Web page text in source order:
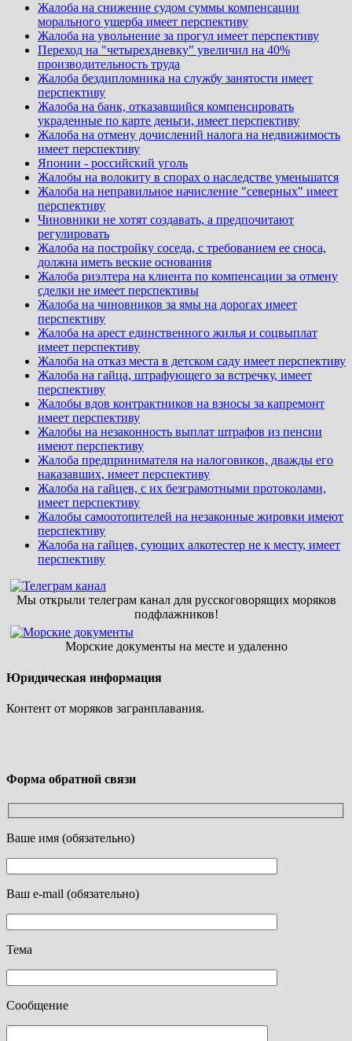
Жалоба на снижение судом суммы компенсации
морального ущерба имеет перспективу
Жалоба на увольнение за прогул имеет перспективу
Переход на "четырехдневку" увеличил на 40%
производительность труда
Жалоба бездипломника на службу занятости имеет
перспективу
Жалоба на банк, отказавшийся компенсировать
украденные по карте деньги, имеет перспективу
Жалоба на отмену дочислений налога на недвижимость
имеет перспективу
Японии - российский уголь
Жалобы на волокиту в спорах о наследстве уменьшатся
Жалоба на неправильное начисление "северных" имеет
перспективу
Чиновники не хотят создавать, а предпочитают
регулировать
Жалоба на постройку соседа, с требованием ее сноса,
должна иметь веские основания
Жалоба риэлтера на клиента по компенсации за отмену
сделки не имеет перспективы
Жалоба на чиновников за ямы на дорогах имеет
перспективу
Жалоба на арест единственного жилья и соцвыплат
имеет перспективу
Жалоба на отказ места в детском саду имеет перспективу
Жалоба на гайца, штрафующего за встречку, имеет
перспективу
Жалобы вдов контрактников на взносы за капремонт
имеет перспективу
Жалобы на незаконность выплат штрафов из пенсии
имеют перспективу
Жалоба предпринимателя на налоговиков, дважды его
наказавших, имеет перспективу
Жалоба на гайцев, с их безграмотными протоколами,
имеет перспективу
Жалобы самоотопителей на незаконные жировки имеют
перспективу
Жалоба на гайцев, сующих алкотестер не к месту, имеет
перспективу
Мы открыли телеграм канал для русскоговорящих моряков
подфлажников!
Морские документы на месте и удаленно
Юридическая информация
Контент от моряков загранплавания.
Форма обратной связи
Ваше имя (обязательно)
Ваш e-mail (обязательно)
Тема
Сообщение